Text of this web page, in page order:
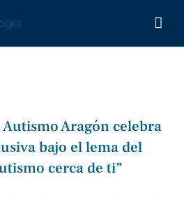
Aragón celebra
bajo el lema del
cerca de ti”